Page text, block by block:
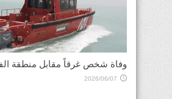
وفاة شخص غرقاً مقابل منطقة
2026/06/07